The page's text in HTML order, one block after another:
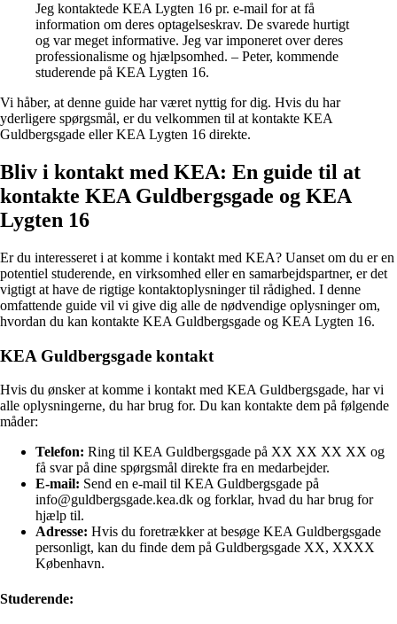
Jeg kontaktede KEA Lygten 16 pr. e-mail for at få
information om deres optagelseskrav. De svarede hurtigt
og var meget informative. Jeg var imponeret over deres
professionalisme og hjælpsomhed. – Peter, kommende
studerende på KEA Lygten 16.
Vi håber, at denne guide har været nyttig for dig. Hvis du har
yderligere spørgsmål, er du velkommen til at kontakte KEA
Guldbergsgade eller KEA Lygten 16 direkte.
Bliv i kontakt med KEA: En guide til at
kontakte KEA Guldbergsgade og KEA
Lygten 16
Er du interesseret i at komme i kontakt med KEA? Uanset om du er en
potentiel studerende, en virksomhed eller en samarbejdspartner, er det
vigtigt at have de rigtige kontaktoplysninger til rådighed. I denne
omfattende guide vil vi give dig alle de nødvendige oplysninger om,
hvordan du kan kontakte KEA Guldbergsgade og KEA Lygten 16.
KEA Guldbergsgade kontakt
Hvis du ønsker at komme i kontakt med KEA Guldbergsgade, har vi
alle oplysningerne, du har brug for. Du kan kontakte dem på følgende
måder:
Telefon: Ring til KEA Guldbergsgade på XX XX XX XX og
få svar på dine spørgsmål direkte fra en medarbejder.
E-mail: Send en e-mail til KEA Guldbergsgade på
info@guldbergsgade.kea.dk og forklar, hvad du har brug for
hjælp til.
Adresse: Hvis du foretrækker at besøge KEA Guldbergsgade
personligt, kan du finde dem på Guldbergsgade XX, XXXX
København.
Studerende: